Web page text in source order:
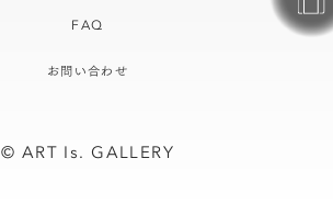
FAQ
お問い合わせ
© ART Is. GALLERY